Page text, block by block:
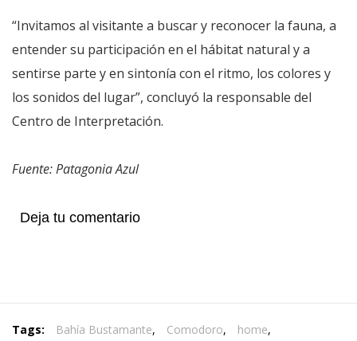
“Invitamos al visitante a buscar y reconocer la fauna, a
entender su participación en el hábitat natural y a
sentirse parte y en sintonía con el ritmo, los colores y
los sonidos del lugar”, concluyó la responsable del
Centro de Interpretación.
Fuente: Patagonia Azul
Deja tu comentario
Tags: Bahía Bustamante, Comodoro, home,